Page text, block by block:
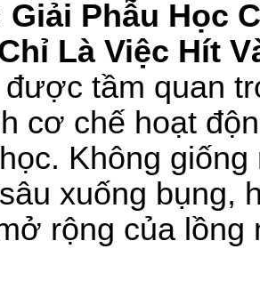
Giải Phẫu Học
Là Việc Hít
tầm quan
cơ chế hoạt
Không
xuống bụng,
rộng của lồng